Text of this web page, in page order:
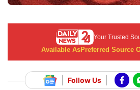
Your Trusted
Available AsPreferred Source
Follow Us